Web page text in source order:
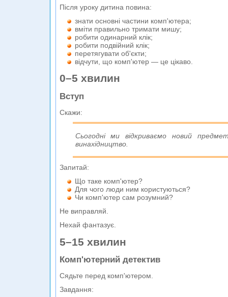
Після уроку дитина повина:
знати основні частини комп'ютера;
вміти правильно тримати мишу;
робити одинарний клік;
робити подвійний клік;
перетягувати об'єкти;
відчути, що комп'ютер — це цікаво.
0–5 хвилин
Вступ
Скажи:
Сьогодні ми відкриваємо новий
винахідництво.
Запитай:
Що таке комп'ютер?
Для чого люди ним користуються?
Чи комп'ютер сам розумний?
Не виправляй.
Нехай фантазує.
5–15 хвилин
Комп'ютерний детектив
Сядьте перед комп'ютером.
Завдання: